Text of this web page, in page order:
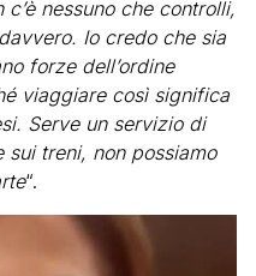
nessuno che controlli,
Io credo che sia
forze dell’ordine
viaggiare così significa
Serve un servizio di
sui treni, non possiamo
“.